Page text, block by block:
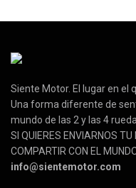
Siente Motor. El lugar en el
Una forma diferente de
mundo de las 2 y las 4
SI QUIERES ENVIARNOS
COMPARTIR CON EL
info@sientemotor.com